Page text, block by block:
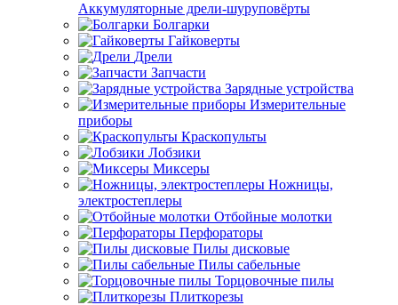
Аккумуляторные дрели-шуруповёрты
Болгарки
Гайковерты
Дрели
Запчасти
Зарядные устройства
Измерительные
приборы
Краскопульты
Лобзики
Миксеры
Ножницы,
электростеплеры
Отбойные молотки
Перфораторы
Пилы дисковые
Пилы сабельные
Торцовочные пилы
Плиткорезы